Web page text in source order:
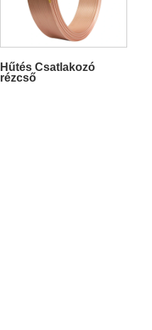
Hűtés Csatlakozó
rézcső